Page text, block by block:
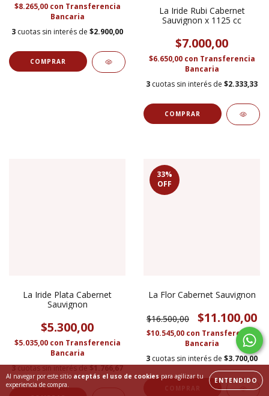
Al navegar por este sitio aceptás el uso de cookies para agilizar tu
experiencia de compra.
ENTENDIDO
$8.265,00 con Transferencia
Bancaria
3 cuotas sin interés de $2.900,00
La Iride Rubi Cabernet
Sauvignon x 1125 cc
$7.000,00
$6.650,00 con Transferencia
Bancaria
3 cuotas sin interés de $2.333,33
La Iride Plata Cabernet
Sauvignon
$5.300,00
$5.035,00 con Transferencia
Bancaria
3cuotas sin interés de$1.766,67
33%
OFF
La Flor Cabernet Sauvignon
$16.500,00 $11.100,00
$10.545,00 con Transferencia
Bancaria
3 cuotas sin interés de $3.700,00